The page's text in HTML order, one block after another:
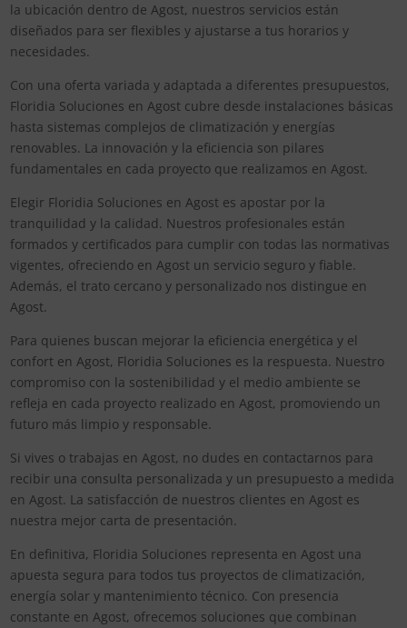
la ubicación dentro de Agost, nuestros servicios están
diseñados para ser flexibles y ajustarse a tus horarios y
necesidades.
Con una oferta variada y adaptada a diferentes presupuestos,
Floridia Soluciones en Agost cubre desde instalaciones básicas
hasta sistemas complejos de climatización y energías
renovables. La innovación y la eficiencia son pilares
fundamentales en cada proyecto que realizamos en Agost.
Elegir Floridia Soluciones en Agost es apostar por la
tranquilidad y la calidad. Nuestros profesionales están
formados y certificados para cumplir con todas las normativas
vigentes, ofreciendo en Agost un servicio seguro y fiable.
Además, el trato cercano y personalizado nos distingue en
Agost.
Para quienes buscan mejorar la eficiencia energética y el
confort en Agost, Floridia Soluciones es la respuesta. Nuestro
compromiso con la sostenibilidad y el medio ambiente se
refleja en cada proyecto realizado en Agost, promoviendo un
futuro más limpio y responsable.
Si vives o trabajas en Agost, no dudes en contactarnos para
recibir una consulta personalizada y un presupuesto a medida
en Agost. La satisfacción de nuestros clientes en Agost es
nuestra mejor carta de presentación.
En definitiva, Floridia Soluciones representa en Agost una
apuesta segura para todos tus proyectos de climatización,
energía solar y mantenimiento técnico. Con presencia
constante en Agost, ofrecemos soluciones que combinan